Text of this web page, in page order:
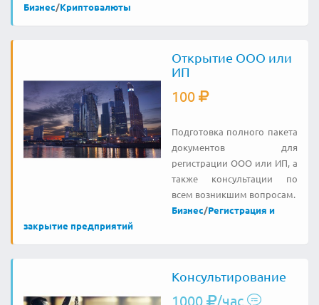
Бизнес/Криптовалюты
Открытие ООО или
ИП
100
Подготовка полного пакета
документов для
регистрации ООО или ИП, а
также консультации по
всем возникшим вопросам.
Бизнес/Регистрация и
закрытие предприятий
Консультирование
1000 /час